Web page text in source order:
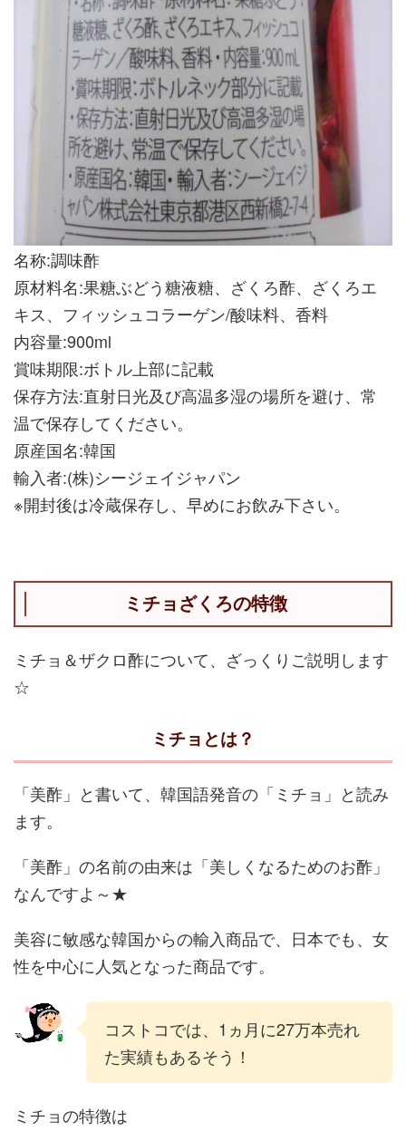
名称:調味酢
原材料名:果糖ぶどう糖液糖、ざくろ酢、ざくろエ
キス、フィッシュコラーゲン/酸味料、香料
内容量:900ml
賞味期限:ボトル上部に記載
保存方法:直射日光及び高温多湿の場所を避け、常
温で保存してください。
原産国名:韓国
輸入者:(株)シージェイジャパン
※開封後は冷蔵保存し、早めにお飲み下さい。
ミチョざくろの特徴
ミチョ＆ザクロ酢について、ざっくりご説明します
☆
ミチョとは？
「美酢」と書いて、韓国語発音の「ミチョ」と読み
ます。
「美酢」の名前の由来は「美しくなるためのお酢」
なんですよ～★
美容に敏感な韓国からの輸入商品で、日本でも、女
性を中心に人気となった商品です。
コストコでは、1ヵ月に27万本売れ
た実績もあるそう！
ミチョの特徴は